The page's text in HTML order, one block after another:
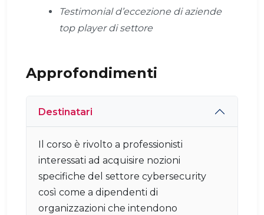
Testimonial d’eccezione di aziende
top player di settore
Approfondimenti
Destinatari
Il corso è rivolto a professionisti
interessati ad acquisire nozioni
specifiche del settore cybersecurity
così come a dipendenti di
organizzazioni che intendono